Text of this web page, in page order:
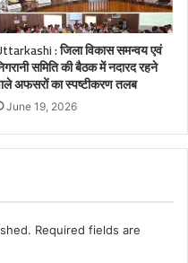
: जिला विकास समन्वय एवं
समिति की बैठक में नदारद रहने
अफसरों का स्पष्टीकरण तलब
June 19, 2026
Required fields are